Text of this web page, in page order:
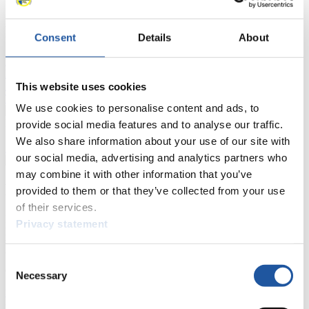
Consent Details About
This website uses cookies
We use cookies to personalise content and ads, to
provide social media features and to analyse our traffic.
We also share information about your use of our site with
our social media, advertising and analytics partners who
may combine it with other information that you’ve
provided to them or that they’ve collected from your use
of their services.
Privacy statement
Selection
Necessary
FIL LIVE TV
Live StreamingKunstbahnRodelnLive Streaming Alpin
Ergebnis-Live-Ticker Kunstbahn
Naturbahn
Zielgruppen Anzeigen
Für Presse- und Medienvertreter
Hier finden Sie Informationen für Presse- und Medienvertreter. Sie
haben Zugriff auf Athletenbiographien und Informationen zu
Wettkämpfen. Außerdem können Sie Ihre Medienakkreditierung
allgemeine Neuigkeiten einholen.